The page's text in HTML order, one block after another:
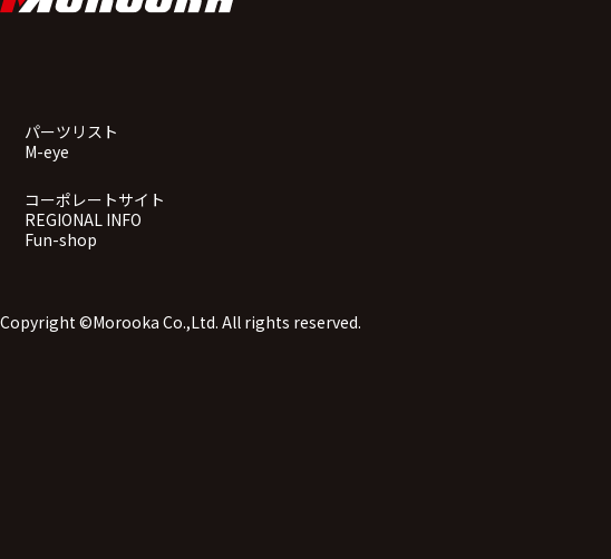
パーツリスト
M-eye
コーポレートサイト
REGIONAL INFO
Fun-shop
Copyright ©Morooka Co.,Ltd. All rights reserved.